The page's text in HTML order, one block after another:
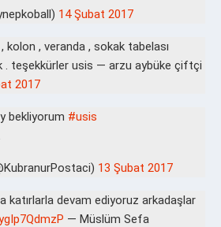
14 Şubat 2017
kolon , veranda , sokak tabelası
. teşekkürler usis — arzu aybüke çiftçi
2017
bekliyorum #usis
13 Şubat 2017
katırlarla devam ediyoruz arkadaşlar
— Müslüm Sefa